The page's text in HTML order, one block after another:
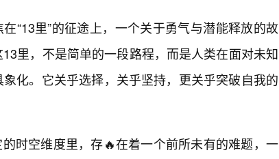
“13里”的征途上，一个关于勇气与潜能释放的故
里，不是简单的一段路程，而是人类在面对未知
化。它关乎选择，关乎坚持，更关乎突破自我的
时空维度里，存🔥在着一个前所未有的难题，一